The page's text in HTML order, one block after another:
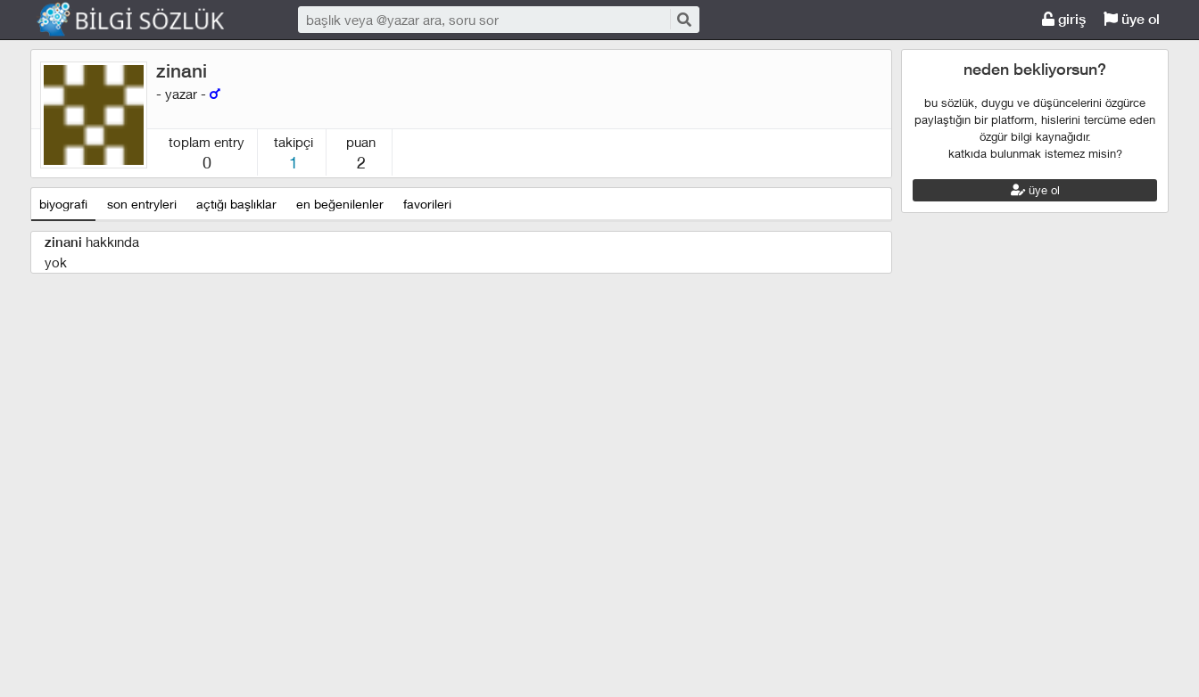
giriş üye ol
zinani
- yazar -
toplam entry
0
takipçi
1
puan
2
biyografi son entryleri açtığı başlıklar en beğenilenler favorileri
zinani hakkında
yok
neden bekliyorsun?
bu sözlük, duygu ve düşüncelerini özgürce
paylaştığın bir platform, hislerini tercüme eden
özgür bilgi kaynağıdır.
katkıda bulunmak istemez misin?
üye ol